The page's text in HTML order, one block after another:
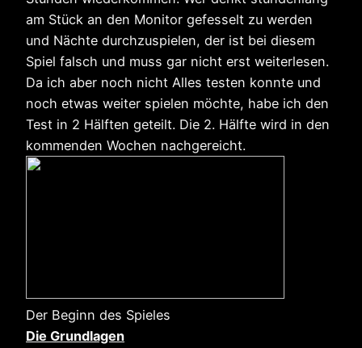
am Stück an den Monitor gefesselt zu werden
und Nächte durchzuspielen, der ist bei diesem
Spiel falsch und muss gar nicht erst weiterlesen.
Da ich aber noch nicht Alles testen konnte und
noch etwas weiter spielen möchte, habe ich den
Test in 2 Hälften geteilt. Die 2. Hälfte wird in den
kommenden Wochen nachgereicht.
Der Beginn des Spieles
Die Grundlagen